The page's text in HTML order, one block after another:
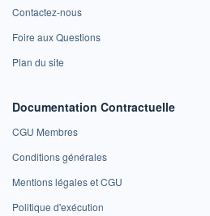
Contactez-nous
Foire aux Questions
Plan du site
Documentation Contractuelle
CGU Membres
Conditions générales
Mentions légales et CGU
Politique d'exécution